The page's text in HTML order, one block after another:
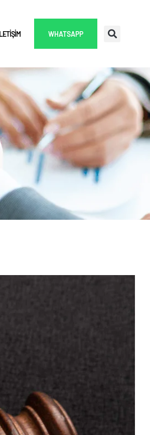
WHATSAPP